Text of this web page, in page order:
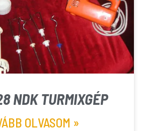
NDK TURMIXGÉP
OLVASOM »